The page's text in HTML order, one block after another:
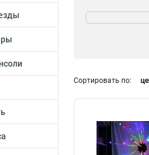
Сортировать по: